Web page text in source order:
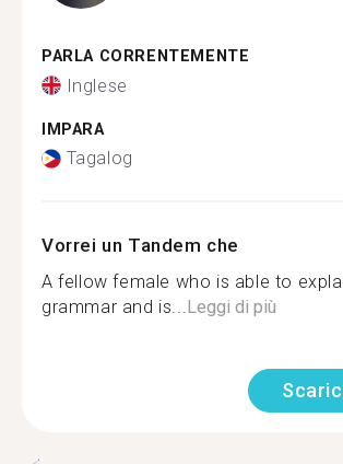
PARLA CORRENTEMENTE
Inglese
IMPARA
Tagalog
Vorrei un Tandem che
A fellow female who is able to
grammar and is...Leggi di più